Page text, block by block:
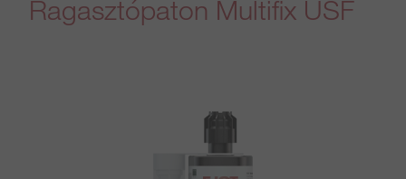
Ragasztópaton Multifix USF